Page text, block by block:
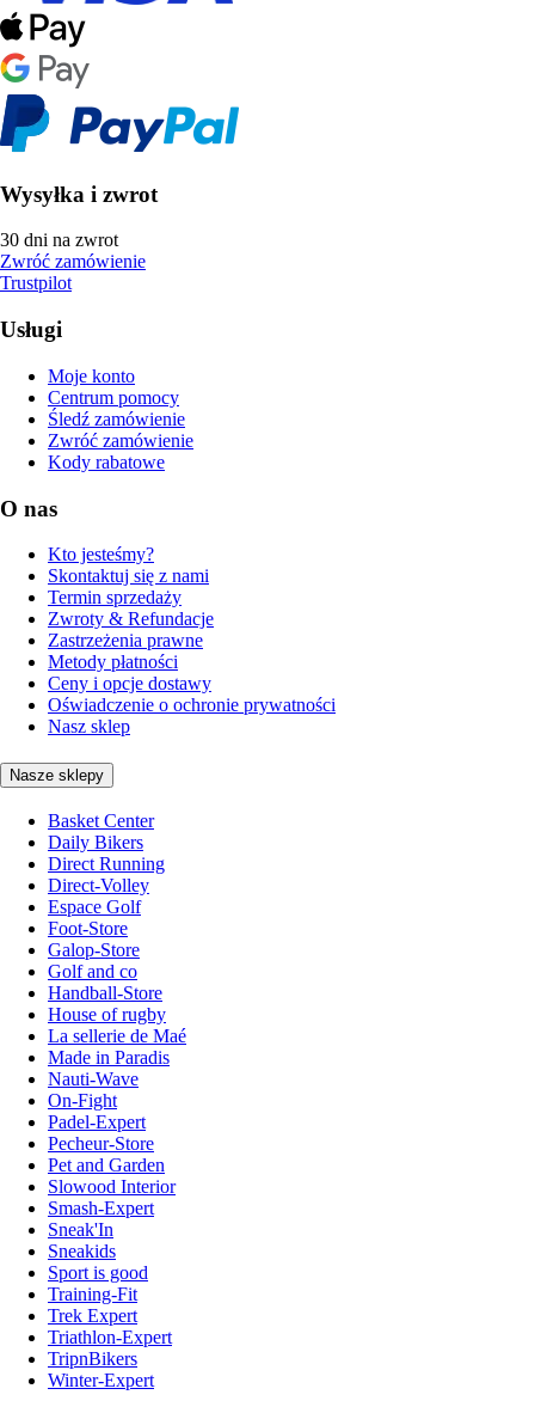
Wysyłka i zwrot
30 dni na zwrot
Zwróć zamówienie
Trustpilot
Usługi
Moje konto
Centrum pomocy
Śledź zamówienie
Zwróć zamówienie
Kody rabatowe
O nas
Kto jesteśmy?
Skontaktuj się z nami
Termin sprzedaży
Zwroty & Refundacje
Zastrzeżenia prawne
Metody płatności
Ceny i opcje dostawy
Oświadczenie o ochronie prywatności
Nasz sklep
Nasze sklepy
Basket Center
Daily Bikers
Direct Running
Direct-Volley
Espace Golf
Foot-Store
Galop-Store
Golf and co
Handball-Store
House of rugby
La sellerie de Maé
Made in Paradis
Nauti-Wave
On-Fight
Padel-Expert
Pecheur-Store
Pet and Garden
Slowood Interior
Smash-Expert
Sneak'In
Sneakids
Sport is good
Training-Fit
Trek Expert
Triathlon-Expert
TripnBikers
Winter-Expert